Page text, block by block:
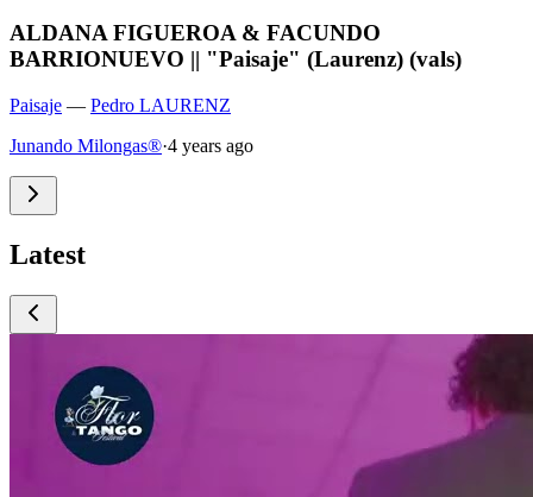
ALDANA FIGUEROA & FACUNDO
BARRIONUEVO || "Paisaje" (Laurenz) (vals)
Paisaje — Pedro LAURENZ
Junando Milongas®·4 years ago
Latest